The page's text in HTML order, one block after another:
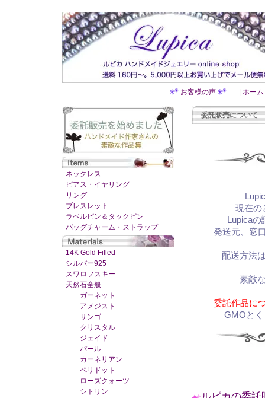
お客様の声 ホーム
ネックレス
ピアス・イヤリング
リング
ブレスレット
ラペルピン＆タックピン
バッグチャーム・ストラップ
14K Gold Filled
シルバー925
スワロフスキー
天然石全般
ガーネット
アメジスト
サンゴ
クリスタル
ジェイド
パール
カーネリアン
ペリドット
ローズクォーツ
シトリン
委託販売について
現在の
Lupica
発送元、窓
配送方法
素敵
委託作品に
GMOと